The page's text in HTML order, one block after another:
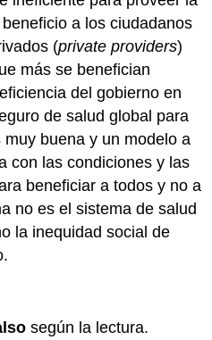
a los ciudadanos
(private providers)
más se benefician
del gobierno en
de salud global para
buena y un modelo a
con las condiciones y las
beneficiar a todos y no a
no es el sistema de salud
la inequidad social de
según la lectura.